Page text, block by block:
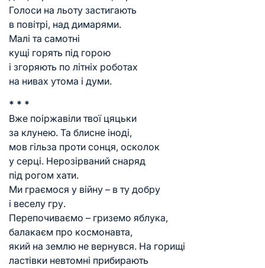
Голоси на льоту застигають
в повітрі, над димарями.
Малі та самотні
кущі горять під горою
і згоряють по літніх роботах
на нивах утома і думи.
* * *
Вже поіржавіли твої цяцьки
за клунею. Та блисне іноді,
мов гільза проти сонця, осколок
у серці. Нерозірваний снаряд
під рогом хати.
Ми граємося у війну – в ту добру
і веселу гру.
Перепочиваємо – гриземо яблука,
балакаєм про космонавта,
який на землю не вернувся. На горищі
ластівки невтомні прибирають